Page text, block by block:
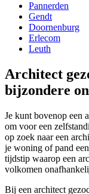
Pannerden
Gendt
Doornenburg
Erlecom
Leuth
Architect
bijzondere
Je kunt bovenop een
om voor een
op zoek naar een
je woning of pand
tijdstip waarop een
volkomen
Bij een architect